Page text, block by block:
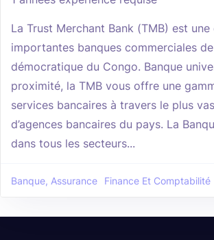
La Trust Merchant Bank (TMB) est une
importantes banques commerciales
démocratique du Congo. Banque
proximité, la TMB vous offre une
services bancaires à travers le plus
d’agences bancaires du pays. La
dans tous les secteurs...
Banque, Assurance Finance Et Comptabilité